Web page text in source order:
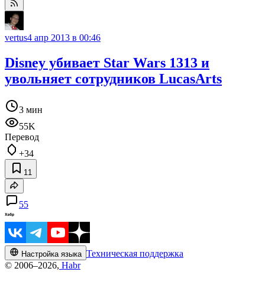
vertus4 апр 2013 в 00:46
Disney убивает Star Wars 1313 и
увольняет сотрудников LucasArts
3 мин
55K
Перевод
+34
11
55
Настройка языка Техническая поддержка
© 2006–2026, Habr